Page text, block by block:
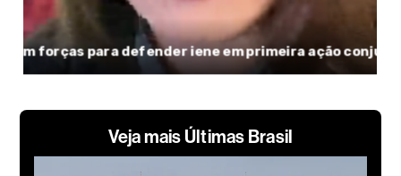
Veja mais Últimas Brasil